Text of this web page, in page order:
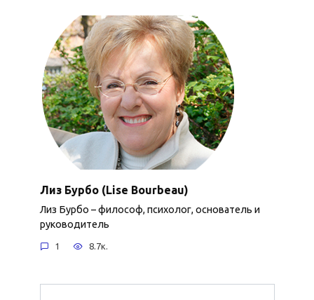
Лиз Бурбо (Lise Bourbeau)
Лиз Бурбо – философ, психолог, основатель и
руководитель
1 8.7к.